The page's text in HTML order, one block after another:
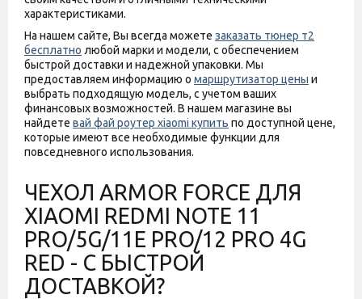
характеристиками.
На нашем сайте, Вы всегда можете заказать тюнер т2
бесплатно любой марки и модели, с обеспечением
быстрой доставки и надежной упаковки. Мы
предоставляем информацию о маршрутизатор цены и
выбрать подходящую модель, с учетом ваших
финансовых возможностей. В нашем магазине вы
найдете вай фай роутер xiaomi купить по доступной цене,
которые имеют все необходимые функции для
повседневного использования.
ЧЕХОЛ ARMOR FORCE ДЛЯ
XIAOMI REDMI NOTE 11
PRO/5G/11E PRO/12 PRO 4G
RED - С БЫСТРОЙ
ДОСТАВКОЙ?